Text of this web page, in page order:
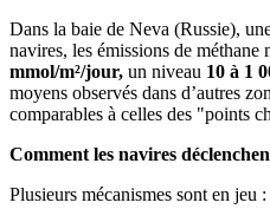
Dans la baie de Neva (Russie),
navires, les émissions de méthane
mmol/m²/jour, un niveau 10 à 1
moyens observés dans d’autres
comparables à celles des "points
Comment les navires
Plusieurs mécanismes sont en jeu :